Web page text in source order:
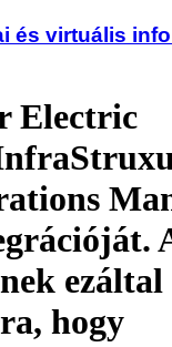
és virtuális
Electric
ezáltal
hogy